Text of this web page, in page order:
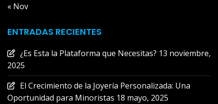
« Nov
ENTRADAS RECIENTES
¿Es Esta la Plataforma que Necesitas? 13 noviembre,
2025
El Crecimiento de la Joyería Personalizada: Una
Oportunidad para Minoristas 18 mayo, 2025